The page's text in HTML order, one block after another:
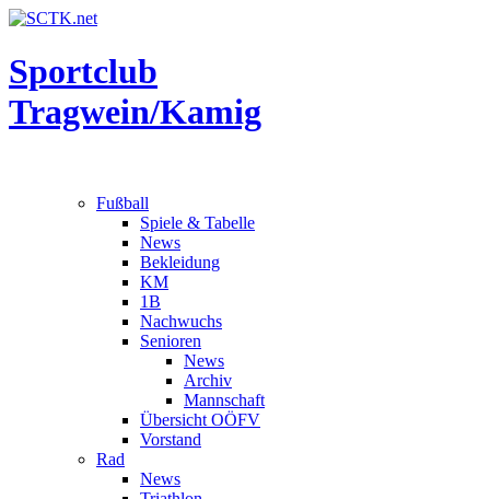
Sportclub
Tragwein/Kamig
Fußball
Spiele & Tabelle
News
Bekleidung
KM
1B
Nachwuchs
Senioren
News
Archiv
Mannschaft
Übersicht OÖFV
Vorstand
Rad
News